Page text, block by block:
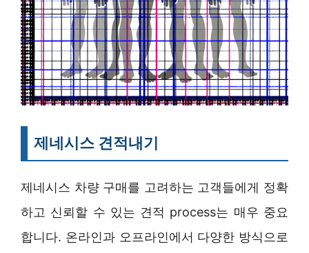
제네시스 견적내기
제네시스 차량 구매를 고려하는 고객들에게 정확
하고 신뢰할 수 있는 견적 process는 매우 중요
합니다. 온라인과 오프라인에서 다양한 방식으로